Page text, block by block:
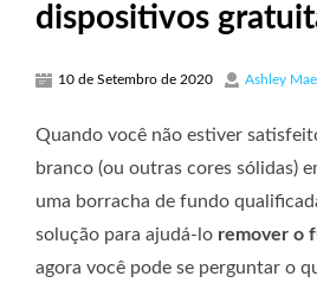
dispositivos
10 de Setembro de 2020 Ashley Mae
Quando você não estiver
branco (ou outras cores sólidas)
uma borracha de fundo
solução para ajudá-lo remover o
agora você pode se perguntar o